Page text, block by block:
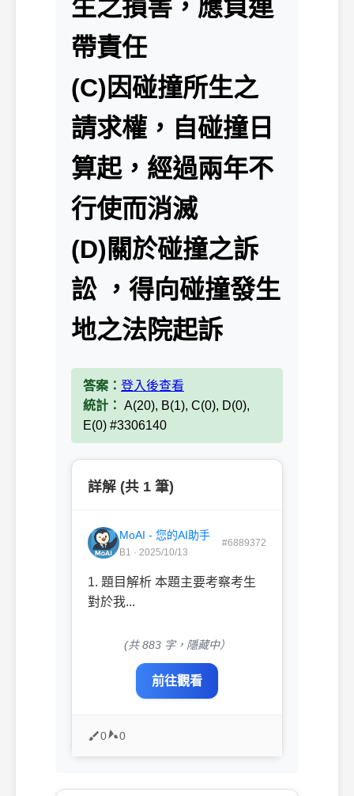
生之損害，應負連
帶責任
(C)因碰撞所生之
請求權，自碰撞日
算起，經過兩年不
行使而消滅
(D)關於碰撞之訴
訟 ，得向碰撞發生
地之法院起訴
答案： 登入後查看
統計： A(20), B(1), C(0), D(0),
E(0) #3306140
詳解 (共 1 筆)
MoAI - 您的AI助手
B1 · 2025/10/13
#6889372
1. 題目解析 本題主要考察考生
對於我...
(共 883 字，隱藏中）
前往觀看
0 0